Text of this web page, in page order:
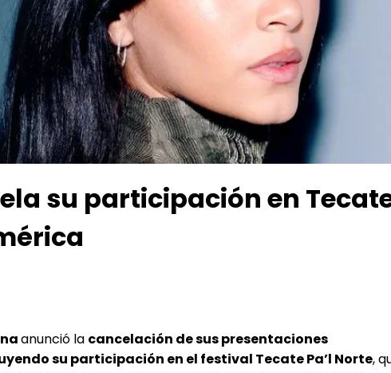
su participación en Tecate
anunció la cancelación de sus presentaciones
su participación en el festival Tecate Pa’l Norte,